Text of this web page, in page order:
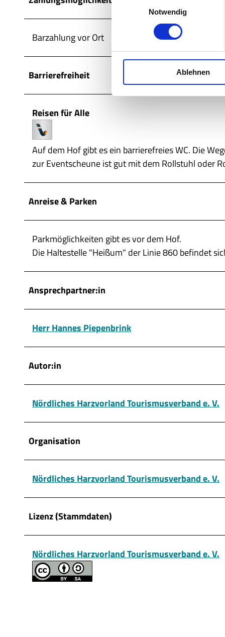
g
a
u
s
Notwendig
Ablehnen
Barzahlung vor Ort
Barrierefreiheit
Reisen für Alle
Auf dem Hof gibt es ein barrierefreies WC. Die
zur Eventscheune ist gut mit dem Rollstuhl oder
Anreise & Parken
Parkmöglichkeiten gibt es vor dem Hof.
Die Haltestelle "Heißum" der Linie 860 befindet
Ansprechpartner:in
Herr Hannes Piepenbrink
Autor:in
Nördliches Harzvorland Tourismusverband e. V.
Organisation
Nördliches Harzvorland Tourismusverband e. V.
Lizenz (Stammdaten)
Nördliches Harzvorland Tourismusverband e. V.